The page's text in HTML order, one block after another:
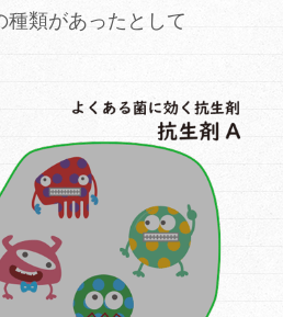
種類があったとして